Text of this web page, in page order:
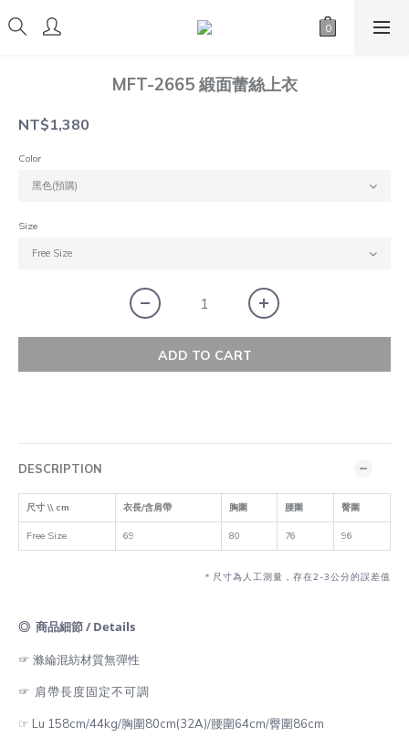
MFT-2665 緞面蕾絲上衣
NT$1,380
Color
Size
ADD TO CART
DESCRIPTION
尺寸 \\ cm 衣長/含肩帶 胸圍 腰圍 臀圍
Free Size 69 80 76 96
＊尺寸為人工測量，存在2-3公分的誤差值
◎ 商品細節 / Details
☞ 滌綸混紡材質無彈性
☞ 肩帶長度固定不可調
☞ Lu 158cm/44kg/胸圍80cm(32A)/腰圍64cm/臀圍86cm